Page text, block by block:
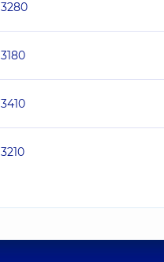
3280
3180
3410
3210